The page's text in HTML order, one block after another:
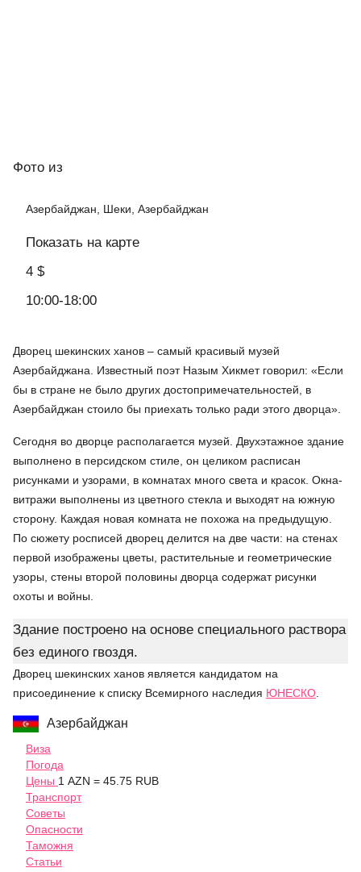
Фото из
Азербайджан, Шеки, Азербайджан
Показать на карте
4 $
10:00-18:00
Дворец шекинских ханов – самый красивый музей
Азербайджана. Известный поэт Назым Хикмет говорил: «Если
бы в стране не было других достопримечательностей, в
Азербайджан стоило бы приехать только ради этого дворца».
Сегодня во дворце располагается музей. Двухэтажное здание
выполнено в персидском стиле, он целиком расписан
рисунками и узорами, в комнатах много света и красок. Окна-
витражи выполнены из цветного стекла и выходят на южную
сторону. Каждая новая комната не похожа на предыдущую.
По сюжету росписей дворец делится на две части: на стенах
первой изображены цветы, растительные и геометрические
узоры, стены второй половины дворца содержат рисунки
охоты и войны.
Здание построено на основе специального раствора
без единого гвоздя.
Дворец шекинских ханов является кандидатом на
присоединение к списку Всемирного наследия ЮНЕСКО
Азербайджан
Виза
Погода
Цены 1 AZN = 45.75 RUB
Транспорт
Советы
Опасности
Таможня
Статьи